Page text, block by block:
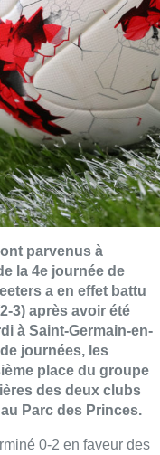
parvenus à
la 4e journée de
a en effet battu
3) après avoir été
à Saint-Germain-en-
journées, les
place du groupe
des deux clubs
Parc des Princes.
0-2 en faveur des